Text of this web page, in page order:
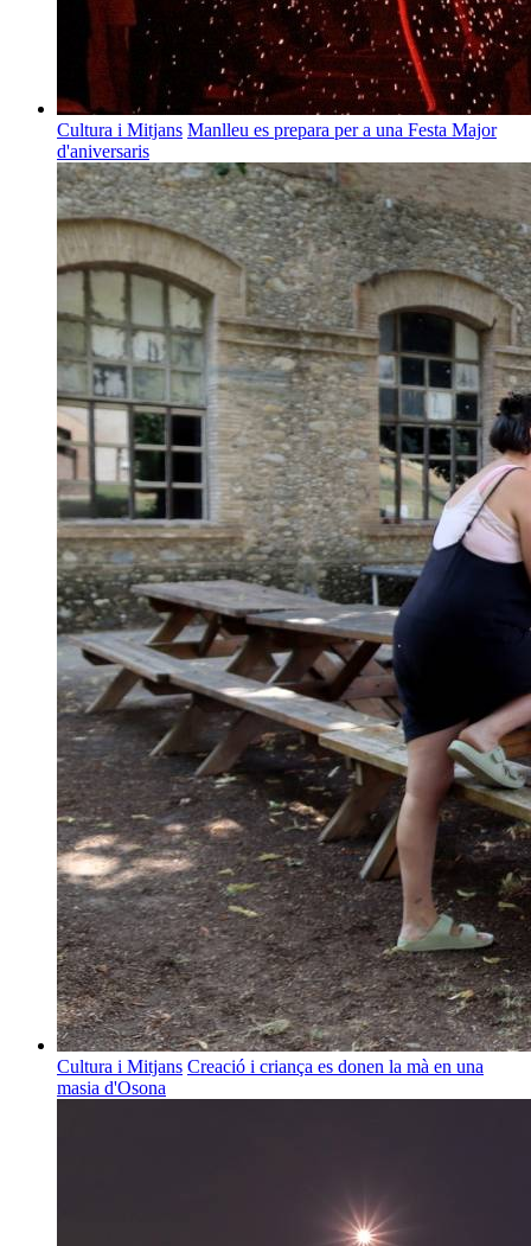
Cultura i Mitjans Manlleu es prepara per a una Festa Major
d'aniversaris
Cultura i Mitjans Creació i criança es donen la mà en una
masia d'Osona